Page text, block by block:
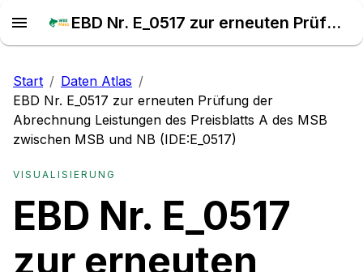
EBD Nr. E_0517 zur erneuten Prüfung der Abrechnung Leistungen des Preisblatts A des MSB zwischen MSB und NB (IDE:E_0517) – Daten Atlas
Start / Daten Atlas /
EBD Nr. E_0517 zur erneuten Prüfung der
Abrechnung Leistungen des Preisblatts A des MSB
zwischen MSB und NB (IDE:E_0517)
VISUALISIERUNG
EBD Nr. E_0517
zur erneuten